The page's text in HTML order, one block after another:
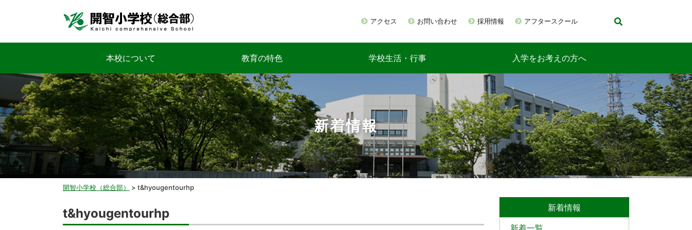
アクセス お問い合わせ 採用情報 アフタースクール
本校について 教育の特色 学校生活・行事 入学をお考えの方へ
新着情報
開智小学校（総合部） > t&hyougentourhp
新着情報
新着一覧
t&hyougentourhp